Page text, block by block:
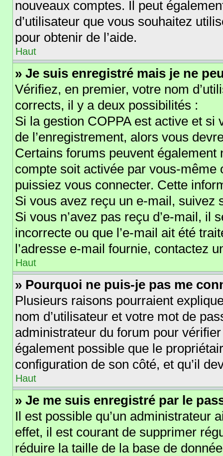
nouveaux comptes. Il peut
d’utilisateur que vous souhaitez
pour obtenir de l’aide.
Haut
» Je suis enregistré mais je ne
Vérifiez, en premier, votre nom
corrects, il y a deux possibilités :
Si la gestion COPPA est active et
de l’enregistrement, alors vous
Certains forums peuvent
compte soit activée par vous-
puissiez vous connecter. Cette
Si vous avez reçu un e-mail, suivez
Si vous n’avez pas reçu d’e-mail, il
incorrecte ou que l’e-mail ait été
l’adresse e-mail fournie, contactez
Haut
» Pourquoi ne puis-je pas me
Plusieurs raisons pourraient
nom d’utilisateur et votre mot de
administrateur du forum pour
également possible que le
configuration de son côté, et qu’il
Haut
» Je me suis enregistré par le
Il est possible qu’un administrateur
effet, il est courant de supprimer
réduire la taille de la base de